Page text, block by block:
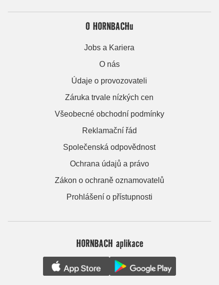
O HORNBACHu
Jobs a Kariera
O nás
Údaje o provozovateli
Záruka trvale nízkých cen
Všeobecné obchodní podmínky
Reklamační řád
Společenská odpovědnost
Ochrana údajů a právo
Zákon o ochraně oznamovatelů
Prohlášení o přístupnosti
HORNBACH aplikace